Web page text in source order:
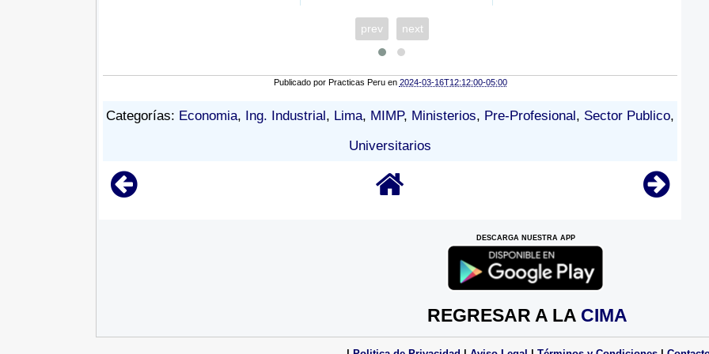
prev next
Publicado por Practicas Peru en 2024-03-16T12:12:00-05:00
Categorías: Economia, Ing. Industrial, Lima, MIMP, Ministerios, Pre-Profesional, Sector Publico,
Universitarios
DESCARGA NUESTRA APP
REGRESAR A LA CIMA